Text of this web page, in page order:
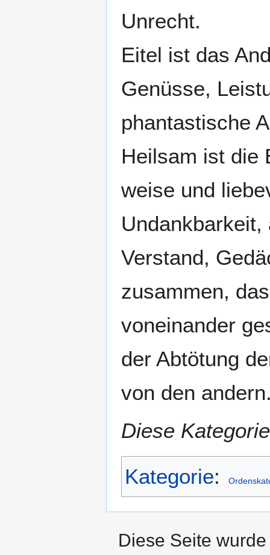
Unrecht.
Eitel ist das
Genüsse,
phantastische
Heilsam ist die
weise und
Undankbarkeit,
Verstand,
zusammen,
voneinander
der Abtötung
von den
Diese
Kategorie:
Diese Seite